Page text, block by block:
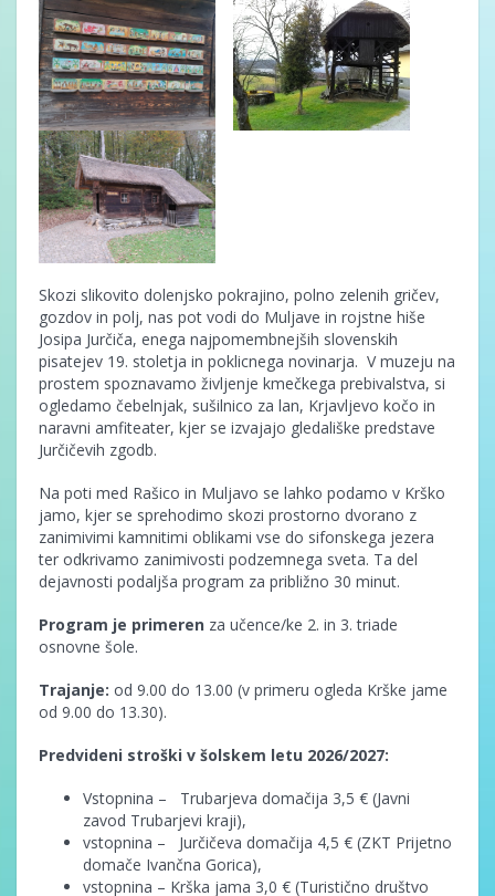
Skozi slikovito dolenjsko pokrajino, polno zelenih gričev,
gozdov in polj, nas pot vodi do Muljave in rojstne hiše
Josipa Jurčiča, enega najpomembnejših slovenskih
pisatejev 19. stoletja in poklicnega novinarja. V muzeju na
prostem spoznavamo življenje kmečkega prebivalstva, si
ogledamo čebelnjak, sušilnico za lan, Krjavljevo kočo in
naravni amfiteater, kjer se izvajajo gledališke predstave
Jurčičevih zgodb.
Na poti med Rašico in Muljavo se lahko podamo v Krško
jamo, kjer se sprehodimo skozi prostorno dvorano z
zanimivimi kamnitimi oblikami vse do sifonskega jezera
ter odkrivamo zanimivosti podzemnega sveta. Ta del
dejavnosti podaljša program za približno 30 minut.
Program je primeren za učence/ke 2. in 3. triade
osnovne šole.
Trajanje: od 9.00 do 13.00 (v primeru ogleda Krške jame
od 9.00 do 13.30).
Predvideni stroški v šolskem letu 2026/2027:
Vstopnina – Trubarjeva domačija 3,5 € (Javni
zavod Trubarjevi kraji),
vstopnina – Jurčičeva domačija 4,5 € (ZKT Prijetno
domače Ivančna Gorica),
vstopnina – Krška jama 3,0 € (Turistično društvo